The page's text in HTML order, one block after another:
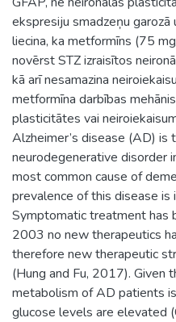
ekspresiju smadzeņu
liecina, ka metformīns (75
novērst STZ izraisītos
kā arī nesamazina
metformīna darbības
plasticitātes vai
Alzheimer’s disease (AD) is
neurodegenerative disorder
most common cause of
prevalence of this disease is
Symptomatic treatment has
2003 no new therapeutics
therefore new therapeutic
(Hung and Fu, 2017). Given
metabolism of AD patients
glucose levels are elevated